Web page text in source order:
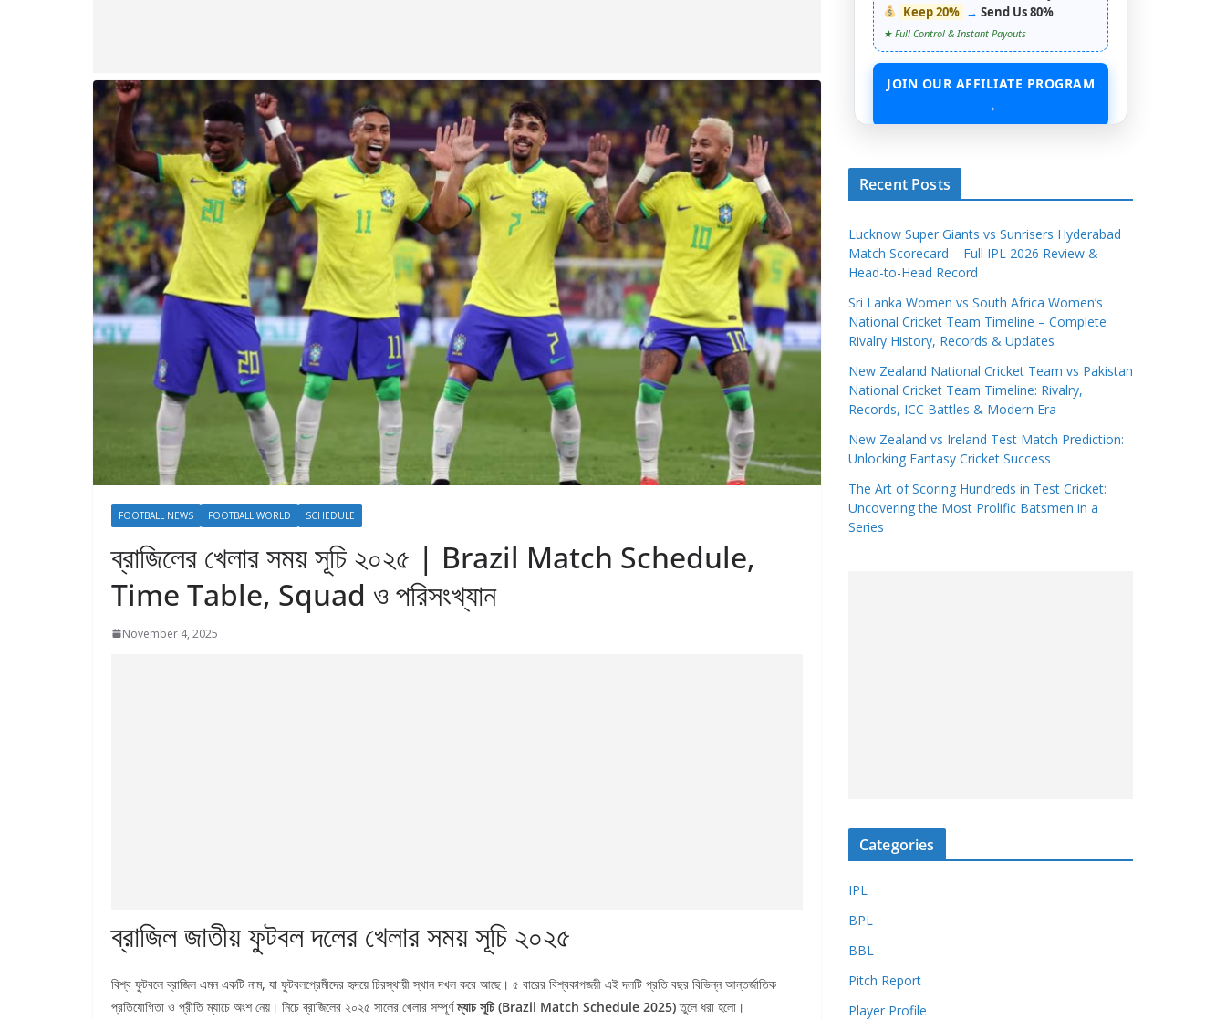
FOOTBALL NEWS FOOTBALL WORLD SCHEDULE
ব্রাজিলের খেলার সময় সূচি ২০২৫ | Brazil Match Schedule,
Time Table, Squad ও পরিসংখ্যান
November 4, 2025
ব্রাজিল জাতীয় ফুটবল দলের খেলার সময় সূচি ২০২৫
বিশ্ব ফুটবলে ব্রাজিল এমন একটি নাম, যা ফুটবলপ্রেমীদের হৃদয়ে চিরস্থায়ী স্থান দখল করে আছে। ৫ বারের বিশ্বকাপজয়ী এই দলটি প্রতি বছর বিভিন্ন আন্তর্জাতিক
প্রতিযোগিতা ও প্রীতি ম্যাচে অংশ নেয়। নিচে ব্রাজিলের ২০২৫ সালের খেলার সম্পূর্ণম্যাচ সূচি (Brazil Match Schedule 2025)তুলে ধরা হলো।
Keep 20% → Send Us 80%
★ Full Control & Instant Payouts
JOIN OUR AFFILIATE PROGRAM
→
Recent Posts
Lucknow Super Giants vs Sunrisers Hyderabad
Match Scorecard – Full IPL 2026 Review &
Head-to-Head Record
Sri Lanka Women vs South Africa Women’s
National Cricket Team Timeline – Complete
Rivalry History, Records & Updates
New Zealand National Cricket Team vs Pakistan
National Cricket Team Timeline: Rivalry,
Records, ICC Battles & Modern Era
New Zealand vs Ireland Test Match Prediction:
Unlocking Fantasy Cricket Success
The Art of Scoring Hundreds in Test Cricket:
Uncovering the Most Prolific Batsmen in a
Series
Categories
IPL
BPL
BBL
Pitch Report
Player Profile